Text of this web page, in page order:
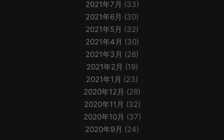
2021年7月 (33)
2021年6月 (30)
2021年5月 (32)
2021年4月 (30)
2021年3月 (28)
2021年2月 (19)
2021年1月 (23)
2020年12月 (28)
2020年11月 (32)
2020年10月 (37)
2020年9月 (24)